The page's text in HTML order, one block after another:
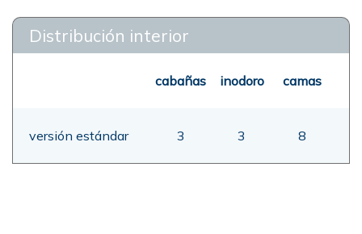
Distribución interior
cabañas inodoro camas
versión estándar 3 3 8